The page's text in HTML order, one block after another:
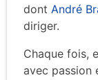
dont André
diriger.
Chaque fois,
avec passion